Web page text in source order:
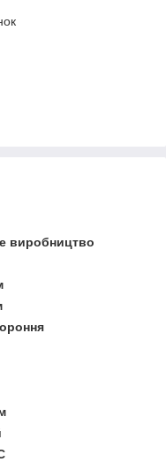
виробництво